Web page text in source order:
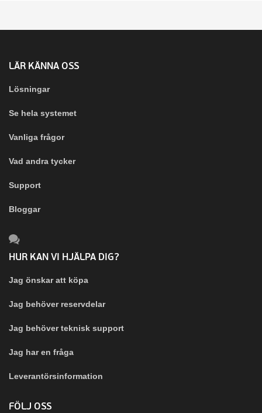
LÄR KÄNNA OSS
Lösningar
Se hela systemet
Vanliga frågor
Vad andra tycker
Support
Bloggar
HUR KAN VI HJÄLPA DIG?
Jag önskar att köpa
Jag behöver reservdelar
Jag behöver teknisk support
Jag har en fråga
Leverantörsinformation
FÖLJ OSS